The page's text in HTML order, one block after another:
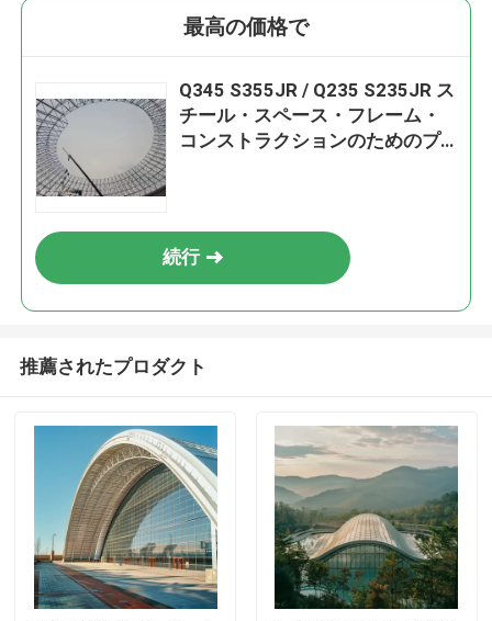
最高の価格で
Q345 S355JR / Q235 S235JR ス
チール・スペース・フレーム・
コンストラクションのためのプ
続行
推薦されたプロダクト